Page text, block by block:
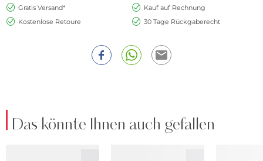
Gratis Versand*
Kauf auf Rechnung
Kostenlose Retoure
30 Tage Rückgaberecht
Das könnte Ihnen auch gefallen